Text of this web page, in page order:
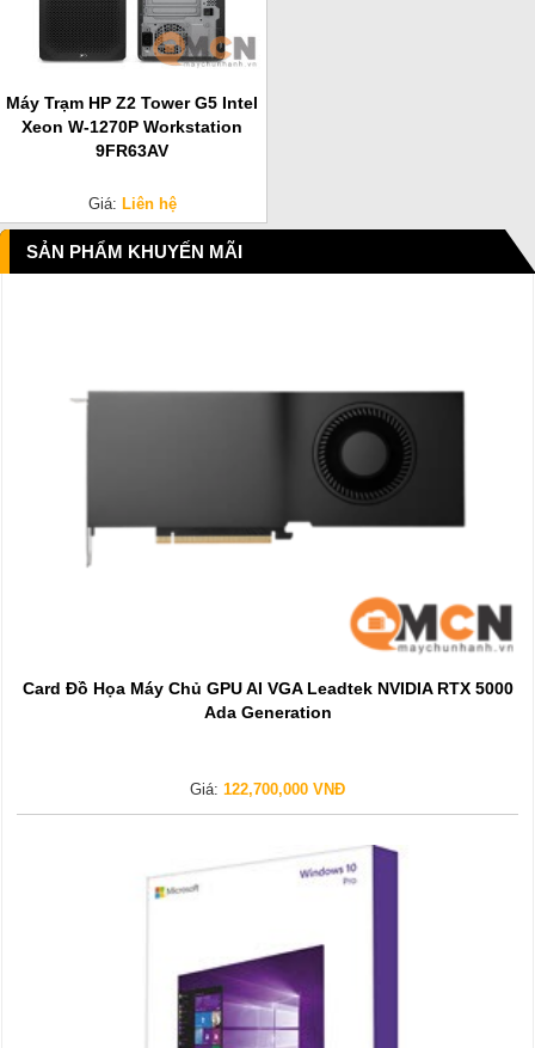
Máy Trạm HP Z2 Tower G5 Intel
Xeon W-1270P Workstation
9FR63AV
Giá: Liên hệ
SẢN PHẨM KHUYẾN MÃI
Card Đồ Họa Máy Chủ GPU AI VGA Leadtek NVIDIA RTX 5000
Ada Generation
Giá: 122,700,000 VNĐ